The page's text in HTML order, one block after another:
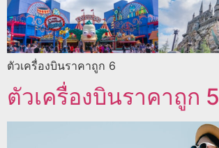
ตัวเครื่องบินราคาถูก 6
ตัวเครื่องบินราคาถูก 5